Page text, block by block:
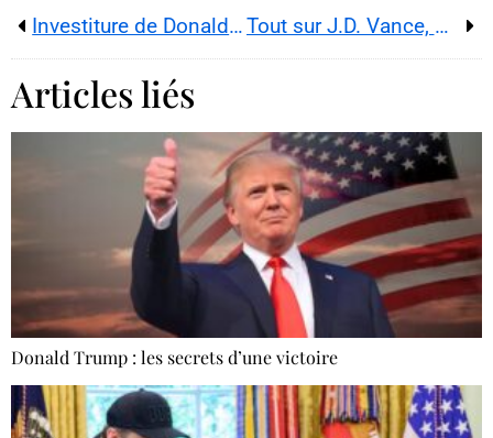
Investiture de Donald Trump : entre tensions et faste au Capitole Tout sur J.D. Vance, bras droit de Trump plein d’ambiguïtés politiques
Articles liés
Donald Trump : les secrets d’une victoire